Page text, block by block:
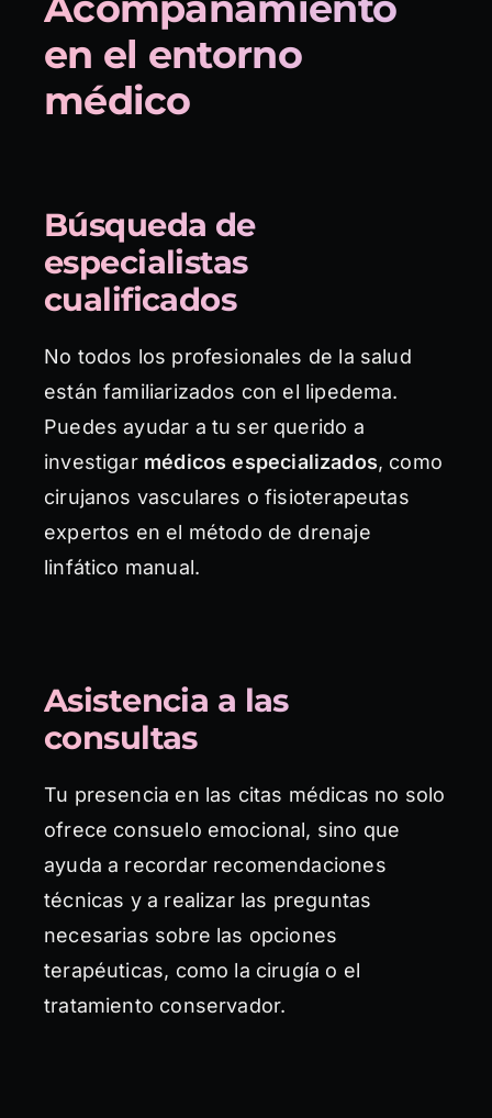
en el entorno
médico
Búsqueda de
especialistas
cualificados
No todos los profesionales de la salud
están familiarizados con el lipedema.
Puedes ayudar a tu ser querido a
investigar médicos especializados, como
cirujanos vasculares o fisioterapeutas
expertos en el método de drenaje
linfático manual.
Asistencia a las
consultas
Tu presencia en las citas médicas no solo
ofrece consuelo emocional, sino que
ayuda a recordar recomendaciones
técnicas y a realizar las preguntas
necesarias sobre las opciones
terapéuticas, como la cirugía o el
tratamiento conservador.